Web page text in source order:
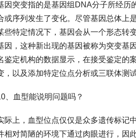
因突变指的是基因组DNA分子所经历
或序列发生了变化。尽管基因总体上
些特定情况下，基因会从一个形态转
因，这种新出现的基因被称为突变基
鉴定机构的数据显示，在接受鉴定的
，以及添加特定位点分析或三联体测
、血型能说明问题吗？
际上，血型位点仅仅是众多遗传标记
相对简陋的环境下通过肉眼进行，因